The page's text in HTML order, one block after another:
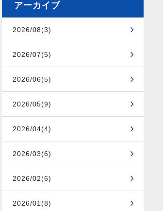
アーカイブ
2026/08(3)
2026/07(5)
2026/06(5)
2026/05(9)
2026/04(4)
2026/03(6)
2026/02(6)
2026/01(8)